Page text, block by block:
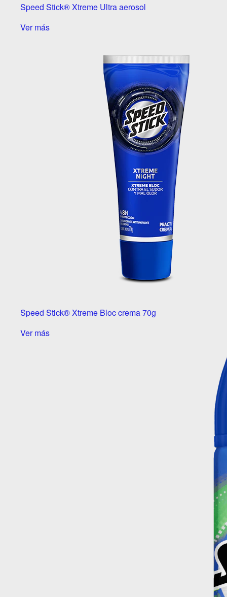
Speed Stick® Xtreme Ultra aerosol
Ver más
Speed Stick® Xtreme Bloc crema 70g
Ver más